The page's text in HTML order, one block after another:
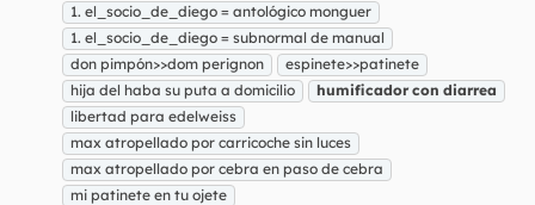
1. el_socio_de_diego = antológico monguer
1. el_socio_de_diego = subnormal de manual
don pimpón>>dom perignon
espinete>>patinete
hija del haba su puta a domicilio
humificador con diarrea
libertad para edelweiss
max atropellado por carricoche sin luces
max atropellado por cebra en paso de cebra
mi patinete en tu ojete